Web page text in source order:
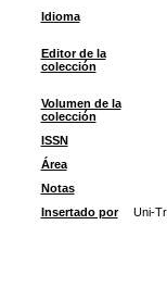
Idioma
Editor de la
colección
Volumen de la
colección
ISSN
Área
Notas
Insertado por
Uni-